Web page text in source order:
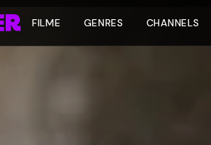
FILME GENRES CHANNELS